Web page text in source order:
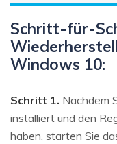
Schritt-für-
Windows 10:
Schritt 1. Nachdem
installiert und den
haben, starten Sie